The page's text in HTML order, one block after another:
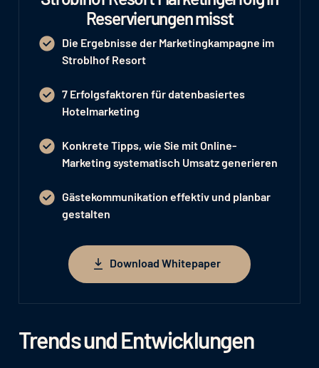
Trends und Entwicklungen
Reservierungen misst
Die Ergebnisse der Marketingkampagne im
Stroblhof Resort
7 Erfolgsfaktoren für datenbasiertes
Hotelmarketing
Konkrete Tipps, wie Sie mit Online-
Marketing systematisch Umsatz generieren
Gästekommunikation effektiv und planbar
gestalten
Download Whitepaper
Download Whitepaper